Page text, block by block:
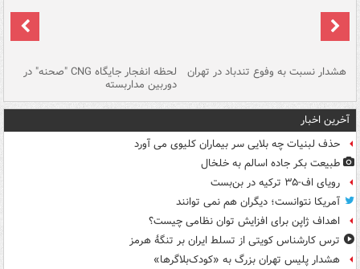
هشدار نسبت به وفوع تندباد در تهران لحظه انفجار جایگاه CNG "صحنه" در
دوربین مداربسته
آخرین اخبار
حذف لبنیات چه بلایی سر بیماران کلیوی می آورد
طبیعت بکر جاده اسالم به خلخال
رویای اف-۳۵ ترکیه در بن‌بست
آمریکا نتوانست؛ دیگران هم نمی توانند
اهداف ژاپن برای افزایش توان نظامی چیست؟
ترس کارشناس کویتی از تسلط ایران بر تنگۀ هرمز
هشدار پلیس تهران بزرگ به «کودک‌بلاگرها»